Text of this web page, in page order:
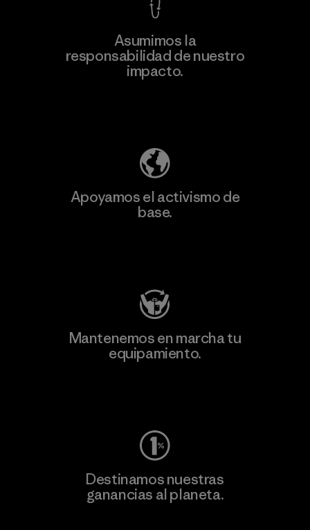
Asumimos la
responsabilidad de nuestro
impacto.
Apoyamos el activismo de
base.
Mantenemos en marcha tu
equipamiento.
Destinamos nuestras
ganancias al planeta.